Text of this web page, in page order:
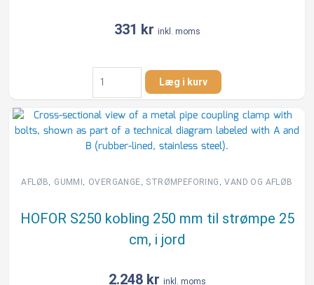
331 kr inkl. moms
Fernco
98-
115
mm
kobling
110
til
DN100,
i
Læg i kurv
AFLØB, GUMMI, OVERGANGE , STRØMPEFORING ,VAND OG AFLØB
HOFOR S250 kobling 250 mm til strømpe 25
cm, i jord
2.248 kr inkl. moms